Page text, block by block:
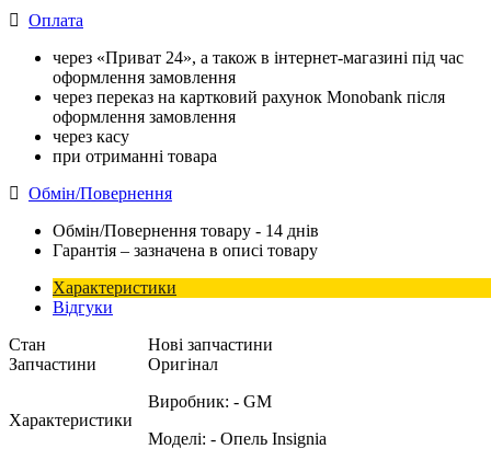
Оплата
через «Приват 24», а також в інтернет-магазині під час
оформлення замовлення
через переказ на картковий рахунок Monobank після
оформлення замовлення
через касу
при отриманні товара
Обмін/Повернення
Обмін/Повернення товару - 14 днів
Гарантія – зазначена в описі товару
Характеристики
Відгуки
Стан
Нові запчастини
Запчастини
Оригінал
Характеристики
Виробник: - GM
Моделі: - Опель Insignia